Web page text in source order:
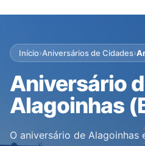
Início›Aniversários de Cidades›
Aniversário
Alagoinhas
O aniversário de Alagoinhas